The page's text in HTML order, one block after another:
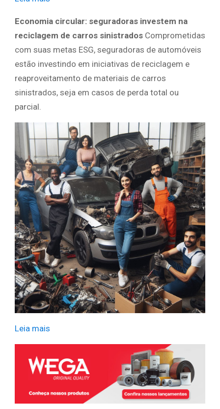
Economia circular: seguradoras investem na
reciclagem de carros sinistrados Comprometidas
com suas metas ESG, seguradoras de automóveis
estão investindo em iniciativas de reciclagem e
reaproveitamento de materiais de carros
sinistrados, seja em casos de perda total ou
parcial.
Leia mais